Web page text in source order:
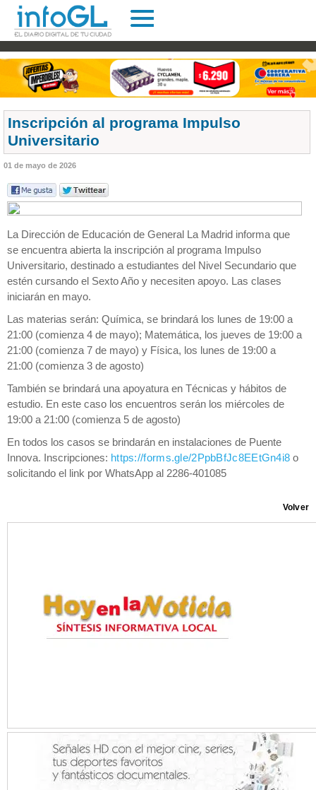
Inscripción al programa Impulso
Universitario
01 de mayo de 2026
La Dirección de Educación de General La Madrid informa que
se encuentra abierta la inscripción al programa Impulso
Universitario, destinado a estudiantes del Nivel Secundario que
estén cursando el Sexto Año y necesiten apoyo. Las clases
iniciarán en mayo.
Las materias serán: Química, se brindará los lunes de 19:00 a
21:00 (comienza 4 de mayo); Matemática, los jueves de 19:00 a
21:00 (comienza 7 de mayo) y Física, los lunes de 19:00 a
21:00 (comienza 3 de agosto)
También se brindará una apoyatura en Técnicas y hábitos de
estudio. En este caso los encuentros serán los miércoles de
19:00 a 21:00 (comienza 5 de agosto)
En todos los casos se brindarán en instalaciones de Puente
Innova. Inscripciones: https://forms.gle/2PpbBfJc8EEtGn4i8 o
solicitando el link por WhatsApp al 2286-401085
Volver